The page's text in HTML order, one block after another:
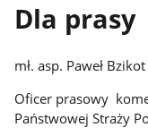
Dla prasy
mł. asp. Paweł Bzikot
Oficer prasowy
Państwowej Straży